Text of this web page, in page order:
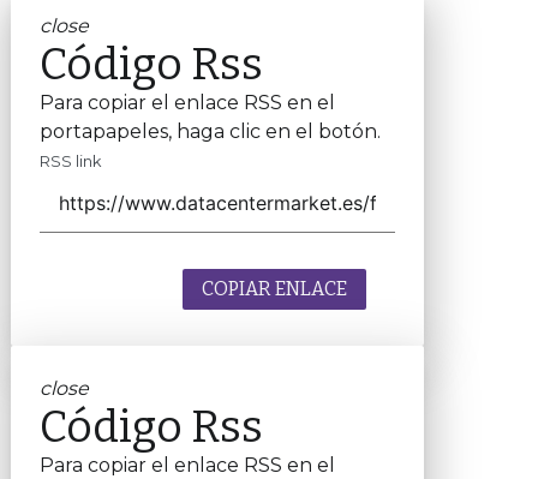
close
Código Rss
Para copiar el enlace RSS en el
portapapeles, haga clic en el botón.
RSS link
COPIAR ENLACE
close
Código Rss
Para copiar el enlace RSS en el